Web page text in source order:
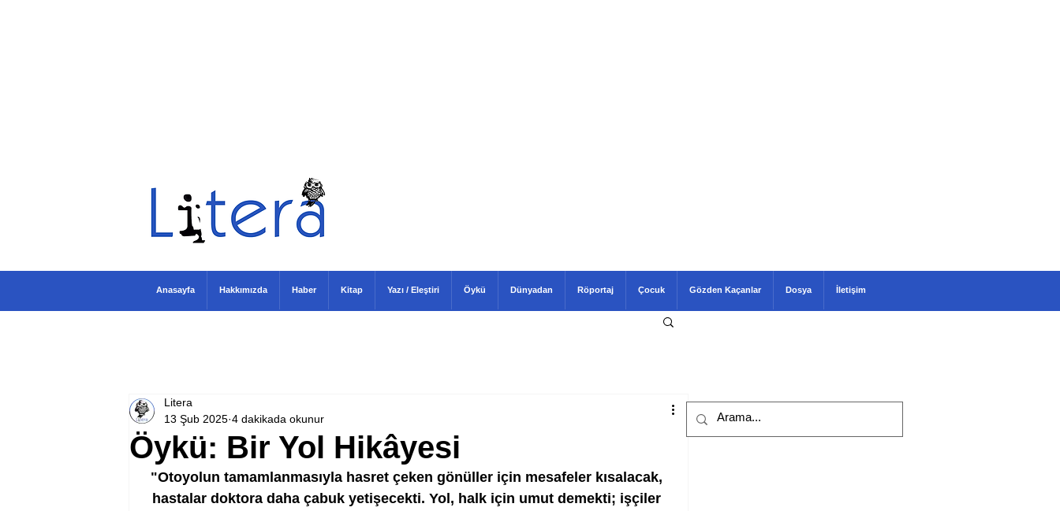
Öykü: Bir Yol Hikâyesi
Litera
13 Şub 2025 4 dakikada okunur
"Otoyolun tamamlanmasıyla hasret çeken gönüller için mesafeler kısalacak,
hastalar doktora daha çabuk yetişecekti. Yol, halk için umut demekti; işçiler
Anasayfa Hakkımızda Haber Kitap Yazı / Eleştiri Öykü Dünyadan Röportaj Çocuk Gözden Kaçanlar Dosya İletişim